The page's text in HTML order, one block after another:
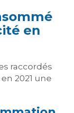
en
raccordés
2021 une